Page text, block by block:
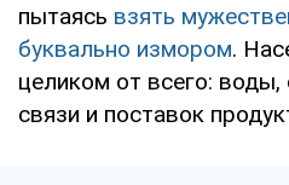
пытаясь взять
буквально измором.
целиком от всего: воды,
связи и поставок